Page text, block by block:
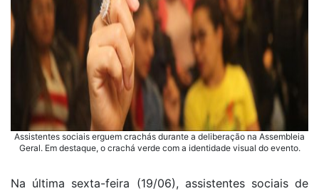
Assistentes sociais erguem crachás durante a deliberação na Assembleia
Geral. Em destaque, o crachá verde com a identidade visual do evento.
Na última sexta-feira (19/06), assistentes sociais de